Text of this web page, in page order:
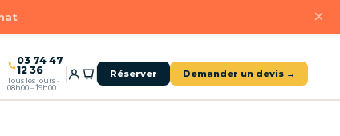
×
03 74 47
12 36
Tous les jours ·
08h00 – 19h00
Réserver Demander un devis →